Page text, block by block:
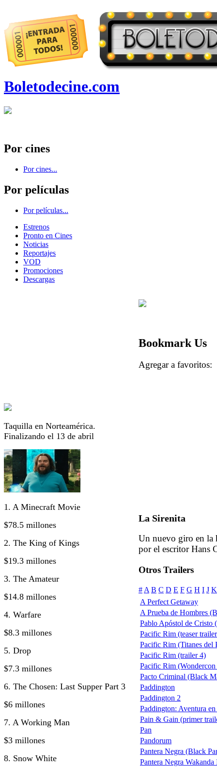
Boletodecine.com
Por cines
Por cines...
Por películas
Por películas...
Estrenos
Pronto en Cines
Noticias
Reportajes
VOD
Promociones
Descargas
Taquilla en Norteamérica.
Finalizando el 13 de abril
1. A Minecraft Movie
$78.5 millones
2. The King of Kings
$19.3 millones
3. The Amateur
$14.8 millones
4. Warfare
$8.3 millones
5. Drop
$7.3 millones
6. The Chosen: Last Supper Part 3
$6 millones
7. A Working Man
$3 millones
8. Snow White
Bookmark Us
Agregar a
La Sirenita
Un nuevo giro en la
por el escritor Hans
Otros Trailers
# A B C D E F G H I J K
A Perfect Getaway
A Prueba de Hombres
Pablo Apóstol de Cristo
Pacific Rim (teaser
Pacific Rim (Titanes del
Pacific Rim (trailer 4)
Pacific Rim
Pacto Criminal (Black
Paddington
Paddington 2
Paddington: Aventura
Pain & Gain (primer
Pan
Pandorum
Pantera Negra (Black
Pantera Negra